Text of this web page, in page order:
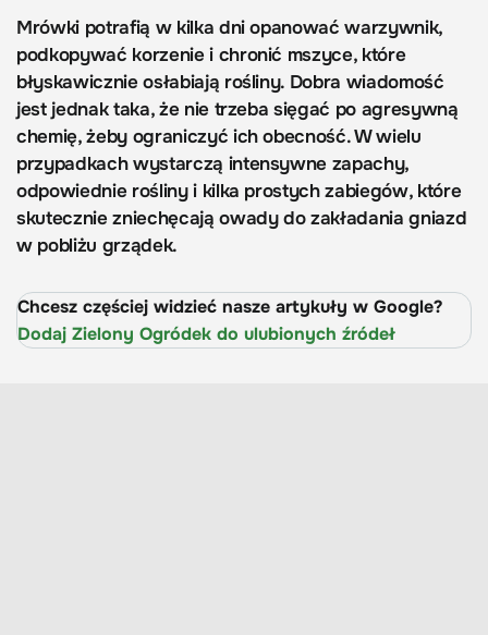
Mrówki potrafią w kilka dni opanować warzywnik,
podkopywać korzenie i chronić mszyce, które
błyskawicznie osłabiają rośliny. Dobra wiadomość
jest jednak taka, że nie trzeba sięgać po agresywną
chemię, żeby ograniczyć ich obecność. W wielu
przypadkach wystarczą intensywne zapachy,
odpowiednie rośliny i kilka prostych zabiegów, które
skutecznie zniechęcają owady do zakładania gniazd
w pobliżu grządek.
Chcesz częściej widzieć nasze artykuły w Google?
Dodaj Zielony Ogródek do ulubionych źródeł